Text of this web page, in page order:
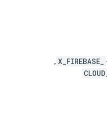
X_FIREBASE_
,